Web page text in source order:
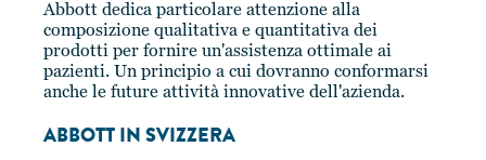
Abbott dedica particolare attenzione alla
composizione qualitativa e quantitativa dei
prodotti per fornire un'assistenza ottimale ai
pazienti. Un principio a cui dovranno conformarsi
anche le future attività innovative dell'azienda.
ABBOTT IN SVIZZERA